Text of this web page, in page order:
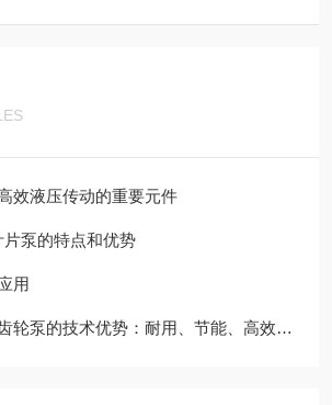
效液压传动的重要元件
泵的特点和优势
用
的技术优势：耐用、节能、高效，领行业新标准